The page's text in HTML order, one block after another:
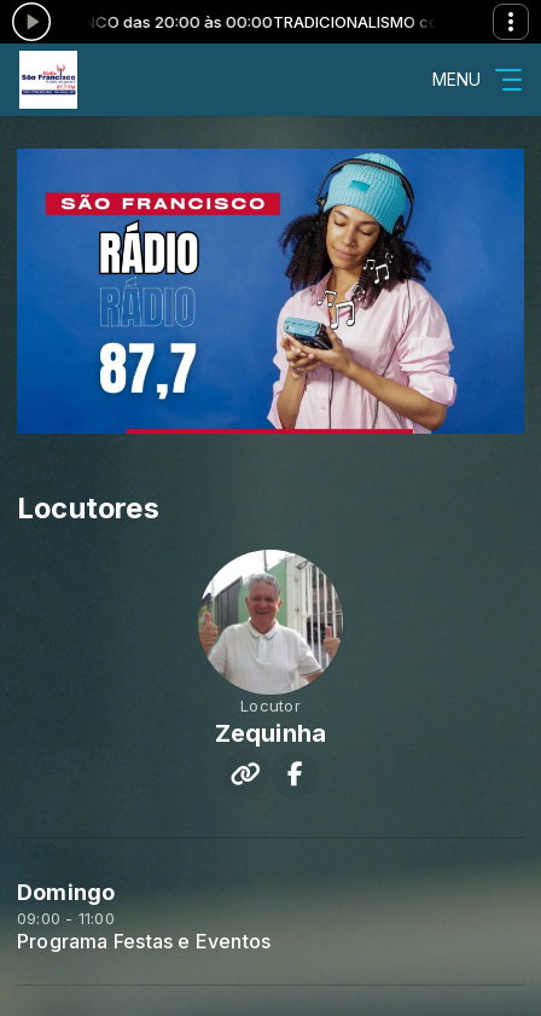
BRANCO das 20:00 às 00:00TRADICIONALISMO com CARLOS
MENU
Locutores
Locutor
Zequinha
Domingo
09:00 - 11:00
Programa Festas e Eventos